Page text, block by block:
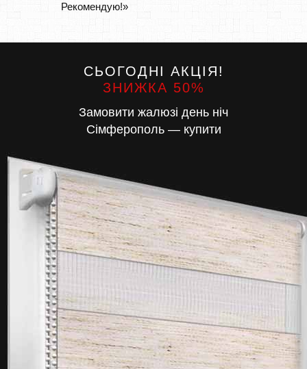
Рекомендую!»
СЬОГОДНІ АКЦІЯ!
ЗНИЖКА 50%
Замовити жалюзі день ніч
Сімферополь — купити